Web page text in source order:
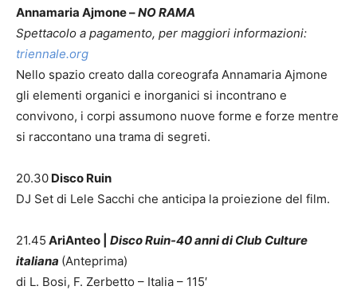
Annamaria Ajmone –NO RAMA
Spettacolo a pagamento, per maggiori informazioni:
triennale.org
Nello spazio creato dalla coreografa Annamaria Ajmone
gli elementi organici e inorganici si incontrano e
convivono, i corpi assumono nuove forme e forze mentre
si raccontano una trama di segreti.
20.30 Disco Ruin
DJ Set di Lele Sacchi che anticipa la proiezione del film.
21.45 AriAnteo | Disco Ruin-40 anni di Club Culture
italiana (Anteprima)
di L. Bosi, F. Zerbetto – Italia – 115′